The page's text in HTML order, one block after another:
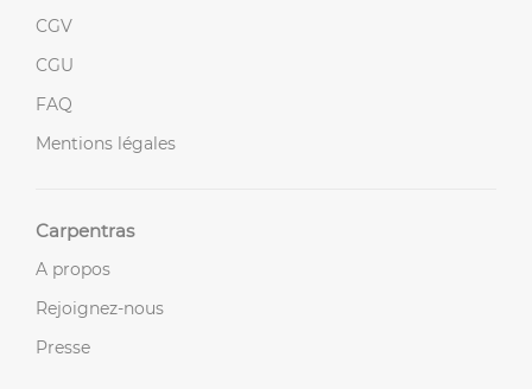
CGV
CGU
FAQ
Mentions légales
Carpentras
A propos
Rejoignez-nous
Presse